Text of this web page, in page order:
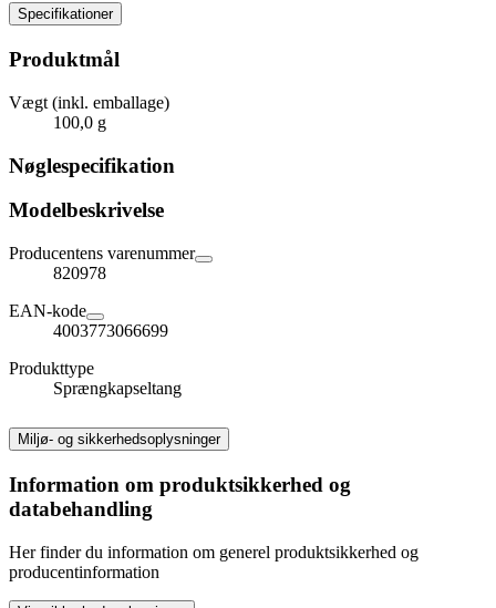
Specifikationer
Produktmål
Vægt (inkl. emballage)
100,0 g
Nøglespecifikation
Modelbeskrivelse
Producentens varenummer
820978
EAN-kode
4003773066699
Produkttype
Sprængkapseltang
Miljø- og sikkerhedsoplysninger
Information om produktsikkerhed og
databehandling
Her finder du information om generel produktsikkerhed og
producentinformation